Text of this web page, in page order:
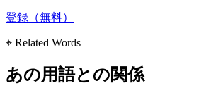
登録（無料）
⌖ Related Words
あの用語との関係